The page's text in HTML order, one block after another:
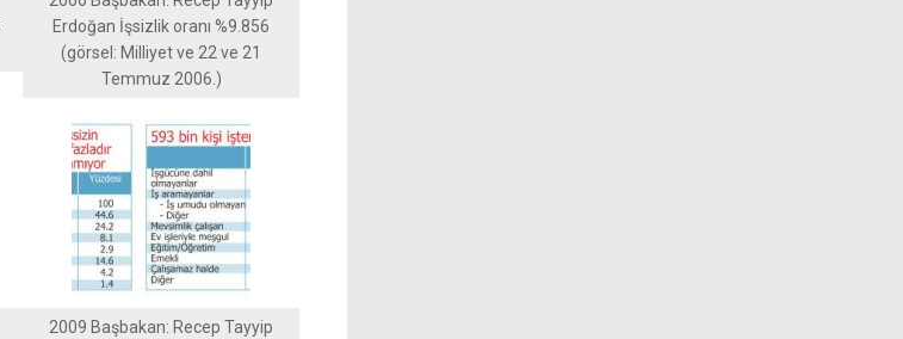
Erdoğan İşsizlik oranı %9.856
(görsel: Milliyet ve 22 ve 21
Temmuz 2006.)
2009 Başbakan: Recep Tayyip